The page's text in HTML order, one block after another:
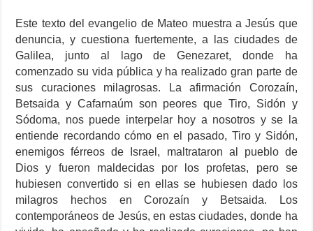
Este texto del evangelio de Mateo muestra a Jesús que
denuncia, y cuestiona fuertemente, a las ciudades de
Galilea, junto al lago de Genezaret, donde ha
comenzado su vida pública y ha realizado gran parte de
sus curaciones milagrosas. La afirmación Corozaín,
Betsaida y Cafarnaúm son peores que Tiro, Sidón y
Sódoma, nos puede interpelar hoy a nosotros y se la
entiende recordando cómo en el pasado, Tiro y Sidón,
enemigos férreos de Israel, maltrataron al pueblo de
Dios y fueron maldecidas por los profetas, pero se
hubiesen convertido si en ellas se hubiesen dado los
milagros hechos en Corozaín y Betsaida. Los
contemporáneos de Jesús, en estas ciudades, donde ha